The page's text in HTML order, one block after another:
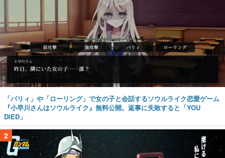
「パリィ」や「ローリング」で女の子と会話するソウルライク恋愛ゲーム
『小早川さんはソウルライク』無料公開。返事に失敗すると「YOU
DIED」
2